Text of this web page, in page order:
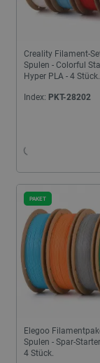
Creality Filament-
Spulen - Colorful
Hyper PLA - 4 Stück.
Index: PKT-28202
Elegoo
Spulen - Spar-
4 Stück.
PAKET